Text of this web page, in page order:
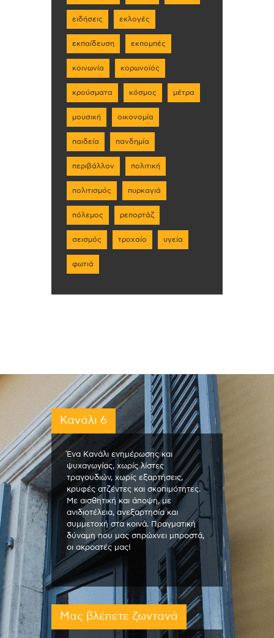
ειδήσεις εκλογές
εκπαίδευση εκπομπές
κοινωνία κορωνοϊός
κρούσματα κόσμος μέτρα
μουσική οικονομία
παιδεία πανδημία
περιβάλλον πολιτική
πολιτισμός πυρκαγιά
πόλεμος ρεπορτάζ
σεισμός τροχαίο υγεία
φωτιά
Κανάλι 6
Ένα Κανάλι ενημέρωσης και
ψυχαγωγίας, χωρίς λίστες
τραγουδιών, χωρίς εξαρτήσεις,
κρυφές ατζέντες και σκοπιμότητες.
Με αισθητική και άποψη, με
ανιδιοτέλεια, ανεξαρτησία και
συμμετοχή στα κοινά. Πραγματική
δύναμη που μας σπρώχνει μπροστά,
οι ακροατές μας!
Μας βλέπετε ζωντανά